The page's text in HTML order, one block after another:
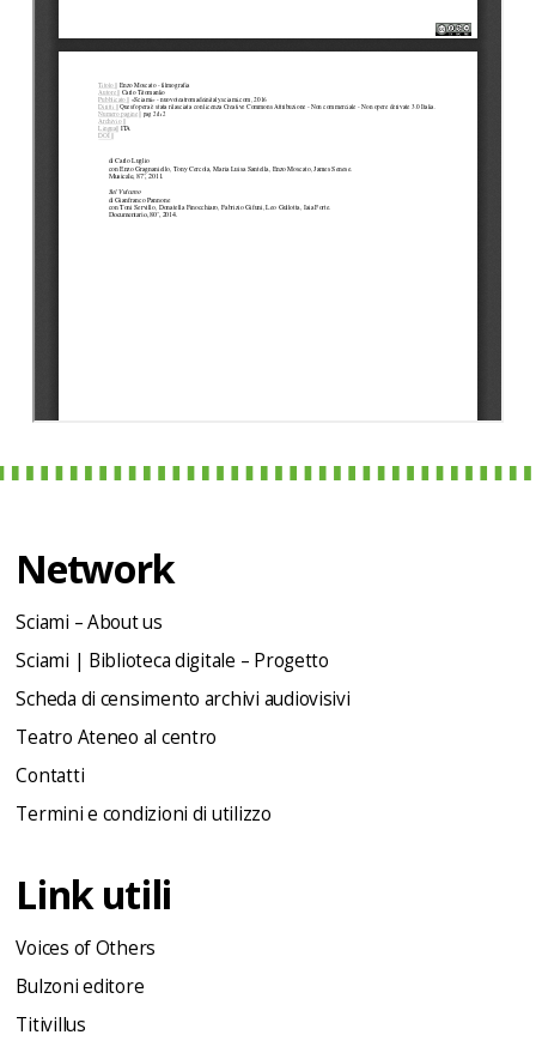
Network
Sciami – About us
Sciami | Biblioteca digitale – Progetto
Scheda di censimento archivi audiovisivi
Teatro Ateneo al centro
Contatti
Termini e condizioni di utilizzo
Link utili
Voices of Others
Bulzoni editore
Titivillus